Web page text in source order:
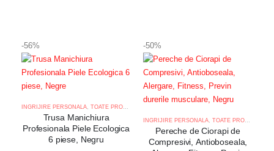
-56%
INGRIJIRE PERSONALA TOATE PRODUSELE
Trusa Manichiura
Profesionala Piele Ecologica
6 piese, Negru
-50%
INGRIJIRE PERSONALA TOATE PRODUSELE
Pereche de Ciorapi de
Compresivi, Antioboseala,